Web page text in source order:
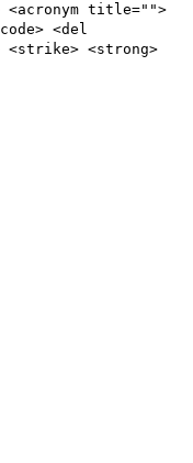
title="">
<del
<strike> <strong>